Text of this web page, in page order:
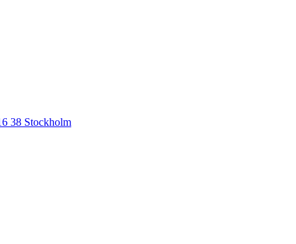
38 Stockholm